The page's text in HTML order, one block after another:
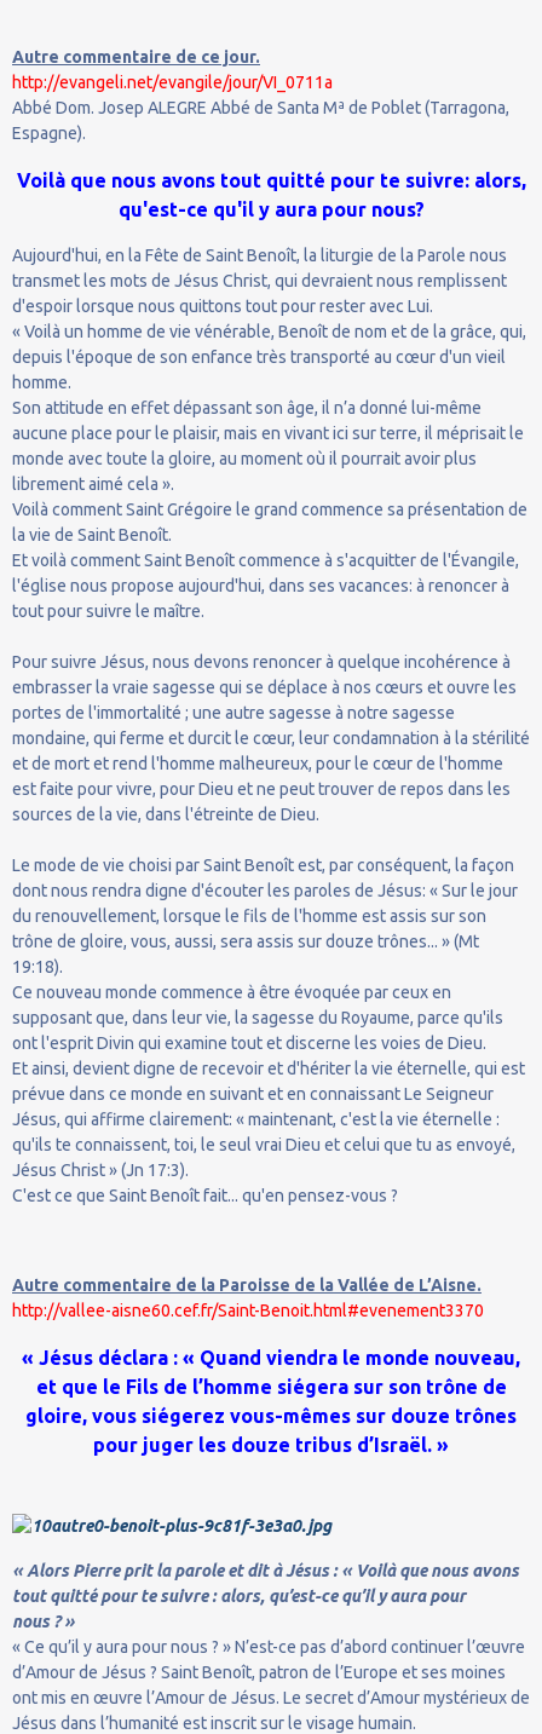
Autre commentaire de ce jour.
http://evangeli.net/evangile/jour/VI_0711a
Abbé Dom. Josep ALEGRE Abbé de Santa Mª de Poblet (Tarragona,
Espagne).
Voilà que nous avons tout quitté pour te suivre: alors,
qu'est-ce qu'il y aura pour nous?
Aujourd'hui, en la Fête de Saint Benoît, la liturgie de la Parole nous
transmet les mots de Jésus Christ, qui devraient nous remplissent
d'espoir lorsque nous quittons tout pour rester avec Lui.
« Voilà un homme de vie vénérable, Benoît de nom et de la grâce, qui,
depuis l'époque de son enfance très transporté au cœur d'un vieil
homme.
Son attitude en effet dépassant son âge, il n’a donné lui-même
aucune place pour le plaisir, mais en vivant ici sur terre, il méprisait le
monde avec toute la gloire, au moment où il pourrait avoir plus
librement aimé cela ».
Voilà comment Saint Grégoire le grand commence sa présentation de
la vie de Saint Benoît.
Et voilà comment Saint Benoît commence à s'acquitter de l'Évangile,
l'église nous propose aujourd'hui, dans ses vacances: à renoncer à
tout pour suivre le maître.
Pour suivre Jésus, nous devons renoncer à quelque incohérence à
embrasser la vraie sagesse qui se déplace à nos cœurs et ouvre les
portes de l'immortalité ; une autre sagesse à notre sagesse
mondaine, qui ferme et durcit le cœur, leur condamnation à la stérilité
et de mort et rend l'homme malheureux, pour le cœur de l'homme
est faite pour vivre, pour Dieu et ne peut trouver de repos dans les
sources de la vie, dans l'étreinte de Dieu.
Le mode de vie choisi par Saint Benoît est, par conséquent, la façon
dont nous rendra digne d'écouter les paroles de Jésus: « Sur le jour
du renouvellement, lorsque le fils de l'homme est assis sur son
trône de gloire, vous, aussi, sera assis sur douze trônes... » (Mt
19:18).
Ce nouveau monde commence à être évoquée par ceux en
supposant que, dans leur vie, la sagesse du Royaume, parce qu'ils
ont l'esprit Divin qui examine tout et discerne les voies de Dieu.
Et ainsi, devient digne de recevoir et d'hériter la vie éternelle, qui est
prévue dans ce monde en suivant et en connaissant Le Seigneur
Jésus, qui affirme clairement: « maintenant, c'est la vie éternelle :
qu'ils te connaissent, toi, le seul vrai Dieu et celui que tu as envoyé,
Jésus Christ » (Jn 17:3).
C'est ce que Saint Benoît fait... qu'en pensez-vous ?
Autre commentaire de la Paroisse de la Vallée de L’Aisne.
http://vallee-aisne60.cef.fr/Saint-Benoit.html#evenement3370
« Jésus déclara : « Quand viendra le monde nouveau,
et que le Fils de l’homme siégera sur son trône de
gloire, vous siégerez vous-mêmes sur douze trônes
pour juger les douze tribus d’Israël. »
« Alors Pierre prit la parole et dit à Jésus : « Voilà que nous avons
tout quitté pour te suivre : alors, qu’est-ce qu’il y aura pour
nous ? »
« Ce qu’il y aura pour nous ? » N’est-ce pas d’abord continuer l’œuvre
d’Amour de Jésus ? Saint Benoît, patron de l’Europe et ses moines
ont mis en œuvre l’Amour de Jésus. Le secret d’Amour mystérieux de
Jésus dans l’humanité est inscrit sur le visage humain.